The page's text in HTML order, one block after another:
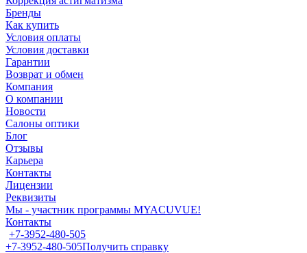
Бренды
Как купить
Условия оплаты
Условия доставки
Гарантии
Возврат и обмен
Компания
О компании
Новости
Салоны оптики
Блог
Отзывы
Карьера
Контакты
Лицензии
Реквизиты
Мы - участник программы MYACUVUE!
Контакты
+7-3952-480-505
+7-3952-480-505Получить справку